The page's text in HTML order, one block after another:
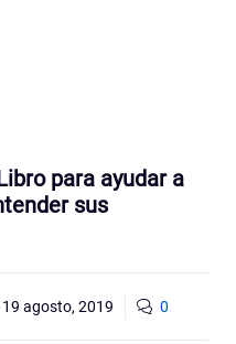
para ayudar a
sus
19 agosto, 2019 0